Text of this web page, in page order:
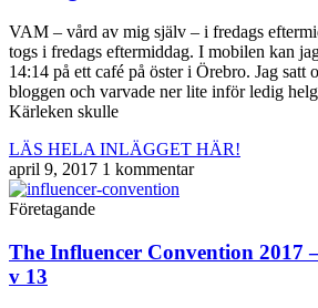
VAM – vård av mig själv – i fredags
togs i fredags eftermiddag. I mobilen kan
14:14 på ett café på öster i Örebro. Jag satt
bloggen och varvade ner lite inför ledig
Kärleken skulle
LÄS HELA INLÄGGET HÄR!
april 9, 2017 1 kommentar
Företagande
The Influencer Convention 2017
v 13